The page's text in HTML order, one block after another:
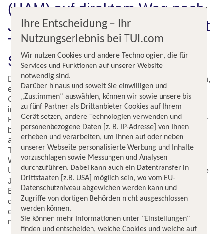
(HAM) auf direktem Weg nach
Jerez de la Frontera (XRY): Mit
TUI entspannt in den Süden
Spaniens fliegen!
Die Stadt Jerez de la Frontera liegt im Süden von Spanien,
etwa 20 Kilometer entfernt von der an der malerischen
Costa de la Luz. Die Stadt hat 200.000 Einwohner und ist
in erster Linie für zwei Dinge berühmt geworden: die
Pferde und den Sherry. Zum einen ist die Stadt Heimat der
berühmten Königlich-Andalusischen Reitschule und zum
anderen werden direkt vor den Toren der Stadt die
Trauben für Sherry angebaut. Sherry wird von
Weinkennern auf der ganzen Welt gerne getrunken. Bei
Urlaubern ist außerdem die imposante Festung Alcazar de
Jerez beliebt. Von der UNESCO wurde sie aufgrund ihrer
Bauweise offiziell als Welterbestätte anerkannt. Von Jerez
de la Frontera sind auch Tagesausflüge ins 70 Kilometer
entfernte Sevilla oder ins 30 Kilometer entfernte Cádiz gut
möglich.
Ihre Entscheidung – Ihr
Nutzungserlebnis bei TUI.com
Wir nutzen Cookies und andere Technologien, die für
Services und Funktionen auf unserer Website
notwendig sind.
Darüber hinaus und soweit Sie einwilligen und
„Zustimmen“ auswählen, können wir sowie unsere bis
zu fünf Partner als Drittanbieter Cookies auf Ihrem
Gerät setzen, andere Technologien verwenden und
personenbezogene Daten [z. B. IP-Adresse] von Ihnen
erheben und verarbeiten, um Ihnen auf oder neben
unserer Webseite personalisierte Werbung und Inhalte
vorzuschlagen sowie Messungen und Analysen
durchzuführen. Dabei kann auch ein Datentransfer in
Drittstaaten [z.B. USA] möglich sein, wo vom EU-
Datenschutzniveau abgewichen werden kann und
Zugriffe von dortigen Behörden nicht ausgeschlossen
werden können.
Sie können mehr Informationen unter "Einstellungen"
finden und entscheiden, welche Cookies und welche auf